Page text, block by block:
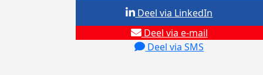
Deel via e-mail
Deel via SMS
Deel via LinkedIn